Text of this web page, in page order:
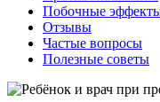
Побочные
Отзывы
Частые вопросы
Полезные советы